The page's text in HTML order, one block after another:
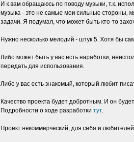
И к вам обращаюсь по поводу музыки, т.к.
музыка - это не самые мои сильные стороны,
задачи. Я подумал, что может быть кто-то
Нужно несколько мелодий - штук 5. Хотя бы
Либо может быть у вас есть наработки,
передать для использования.
Либо у вас есть знакомый, который любит
Качество проекта будет добротным. И он
Подробности о ходе разработки тут.
Проект некоммерческий, для себя и